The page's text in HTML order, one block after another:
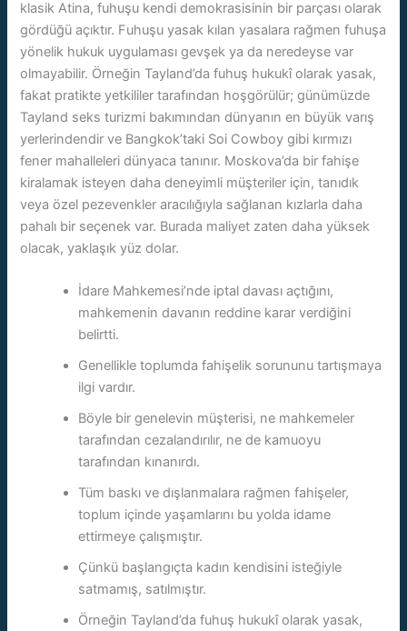
klasik Atina, fuhuşu kendi demokrasisinin bir parçası olarak
gördüğü açıktır. Fuhuşu yasak kılan yasalara rağmen fuhuşa
yönelik hukuk uygulaması gevşek ya da neredeyse var
olmayabilir. Örneğin Tayland’da fuhuş hukukî olarak yasak,
fakat pratikte yetkililer tarafından hoşgörülür; günümüzde
Tayland seks turizmi bakımından dünyanın en büyük varış
yerlerindendir ve Bangkok’taki Soi Cowboy gibi kırmızı
fener mahalleleri dünyaca tanınır. Moskova’da bir fahişe
kiralamak isteyen daha deneyimli müşteriler için, tanıdık
veya özel pezevenkler aracılığıyla sağlanan kızlarla daha
pahalı bir seçenek var. Burada maliyet zaten daha yüksek
olacak, yaklaşık yüz dolar.
İdare Mahkemesi’nde iptal davası açtığını,
mahkemenin davanın reddine karar verdiğini
belirtti.
Genellikle toplumda fahişelik sorununu tartışmaya
ilgi vardır.
Böyle bir genelevin müşterisi, ne mahkemeler
tarafından cezalandırılır, ne de kamuoyu
tarafından kınanırdı.
Tüm baskı ve dışlanmalara rağmen fahişeler,
toplum içinde yaşamlarını bu yolda idame
ettirmeye çalışmıştır.
Çünkü başlangıçta kadın kendisini isteğiyle
satmamış, satılmıştır.
Örneğin Tayland’da fuhuş hukukî olarak yasak,